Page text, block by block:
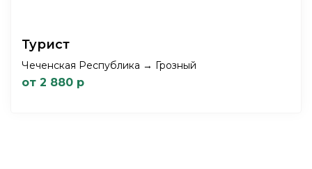
Турист
Чеченская Республика → Грозный
от 2 880 р